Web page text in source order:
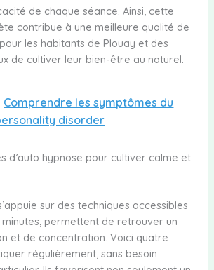
de chaque séance. Ainsi, cette
contribue à une meilleure qualité de
les habitants de Plouay et des
de cultiver leur bien-être au naturel.
Comprendre les symptômes du
disorder
d’auto hypnose pour cultiver calme et
sur des techniques accessibles
minutes, permettent de retrouver un
et de concentration. Voici quatre
régulièrement, sans besoin